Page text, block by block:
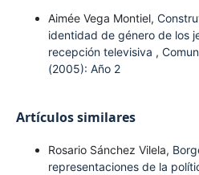
Aimée Vega Montiel,
identidad de género de los
recepción televisiva ,
(2005): Año 2
Artículos similares
Rosario Sánchez Vilela,
representaciones de la